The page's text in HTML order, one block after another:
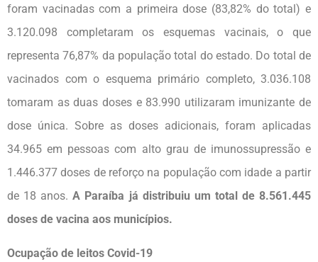
foram vacinadas com a primeira dose (83,82% do total) e
3.120.098 completaram os esquemas vacinais, o que
representa 76,87% da população total do estado. Do total de
vacinados com o esquema primário completo, 3.036.108
tomaram as duas doses e 83.990 utilizaram imunizante de
dose única. Sobre as doses adicionais, foram aplicadas
34.965 em pessoas com alto grau de imunossupressão e
1.446.377 doses de reforço na população com idade a partir
de 18 anos. A Paraíba já distribuiu um total de 8.561.445
doses de vacina aos municípios.
Ocupação de leitos Covid-19